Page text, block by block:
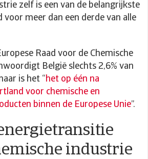
zelf is een van de belangrijkste
voor meer dan een derde van alle
Raad voor de Chemische
België slechts 2,6% van
is het “het op één na
voor chemische en
binnen de Europese Unie”.
industrie